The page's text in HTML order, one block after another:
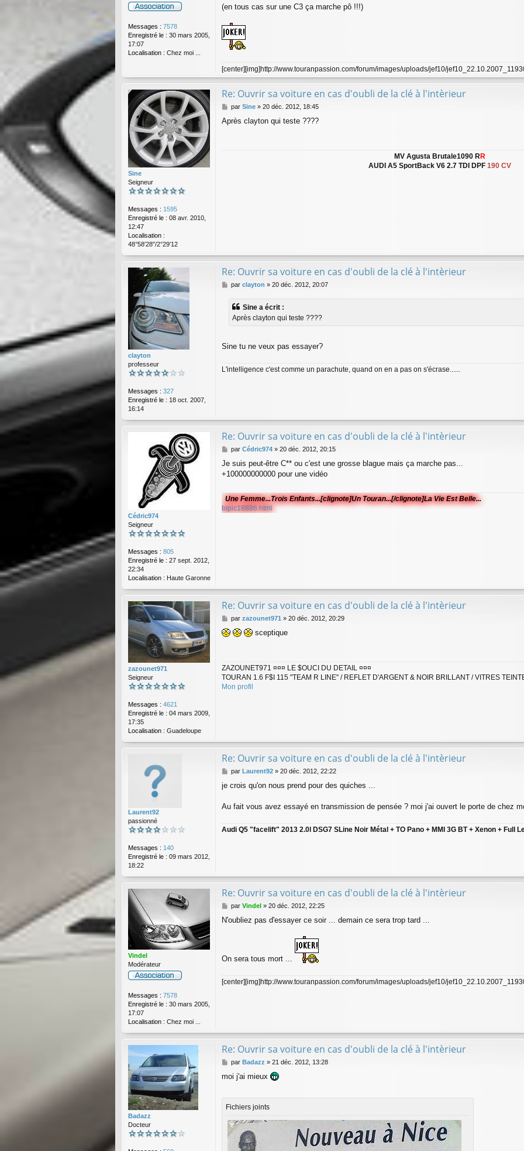
Messages : 7578
Enregistré le : 30 mars 2005,
17:07
Localisation : Chez moi ...
(en tous cas sur une C3 ça marche pô !!!)
[center][img]http://www.touranpassion.com/forum/images/uploads/jef10/
Sine
Seigneur
Messages : 1595
Enregistré le : 08 avr. 2010,
12:47
Localisation :
48°58′28″/2°29′12
Re: Ouvrir sa voiture en cas d'oubli de la clé à l'intèrieur
M
s
par Sine» 20 déc. 2012, 18:45
Après clayton qui teste ????
MV Agusta Brutale1090 RR
AUDI A5 SportBack V6 2.7 TDI DPF 190 CV
clayton
professeur
Messages : 327
Enregistré le : 18 oct. 2007,
16:14
Re: Ouvrir sa voiture en cas d'oubli de la clé à l'intèrieur
M
par clayton » 20 déc. 2012, 20:07
Sine a écrit :
Après clayton qui teste ????
Sine tu ne veux pas essayer?
L'intelligence c'est comme un parachute, quand on en a pas on s'écrase......
Cédric974
Seigneur
Messages : 805
Enregistré le : 27 sept. 2012,
22:34
Localisation : Haute Garonne
Re: Ouvrir sa voiture en cas d'oubli de la clé à l'intèrieur
M
s
s
g
e
par Cédric974» 20 déc. 2012, 20:15
Je suis peut-être C** ou c'est une grosse blague mais ça marche pas...
+100000000000 pour une vidéo
Une Femme...Trois Enfants...[clignote]Un Touran...[/clignote]La Vie Est Belle...
topic18886.html
zazounet971
Seigneur
Messages : 4621
Enregistré le : 04 mars 2009,
17:35
Localisation : Guadeloupe
Re: Ouvrir sa voiture en cas d'oubli de la clé à l'intèrieur
M
s
e
par zazounet971 » 20 déc. 2012, 20:29
sceptique
ZAZOUNET971 ¤¤¤ LE $OUCI DU DETAIL ¤¤¤
TOURAN 1.6 F$I 115 "TEAM R LINE" / REFLET D'ARGENT & NOIR BRILLANT / VITRES
Mon profil
Laurent92
passionné
Messages : 140
Enregistré le : 09 mars 2012,
18:22
Re: Ouvrir sa voiture en cas d'oubli de la clé à l'intèrieur
M
s
a
par Laurent92» 20 déc. 2012, 22:22
je crois qu'on nous prend pour des quiches ...
Au fait vous avez essayé en transmission de pensée ? moi j'ai ouvert le porte de chez
Audi Q5 "facelift" 2013 2.0l DSG7 SLine Noir Métal + TO Pano + MMI 3G BT + Xenon + Full
Vindel
Modérateur
Messages : 7578
Enregistré le : 30 mars 2005,
17:07
Localisation : Chez moi ...
Re: Ouvrir sa voiture en cas d'oubli de la clé à l'intèrieur
M
s
e
par Vindel» 20 déc. 2012, 22:25
N'oubliez pas d'essayer ce soir ... demain ce sera trop tard ...
On sera tous mort ...
[center][img]http://www.touranpassion.com/forum/images/uploads/jef10/
Badazz
Docteur
Re: Ouvrir sa voiture en cas d'oubli de la clé à l'intèrieur
M
s
a
g
par Badazz » 21 déc. 2012, 13:28
moi j'ai mieux
Fichiers joints